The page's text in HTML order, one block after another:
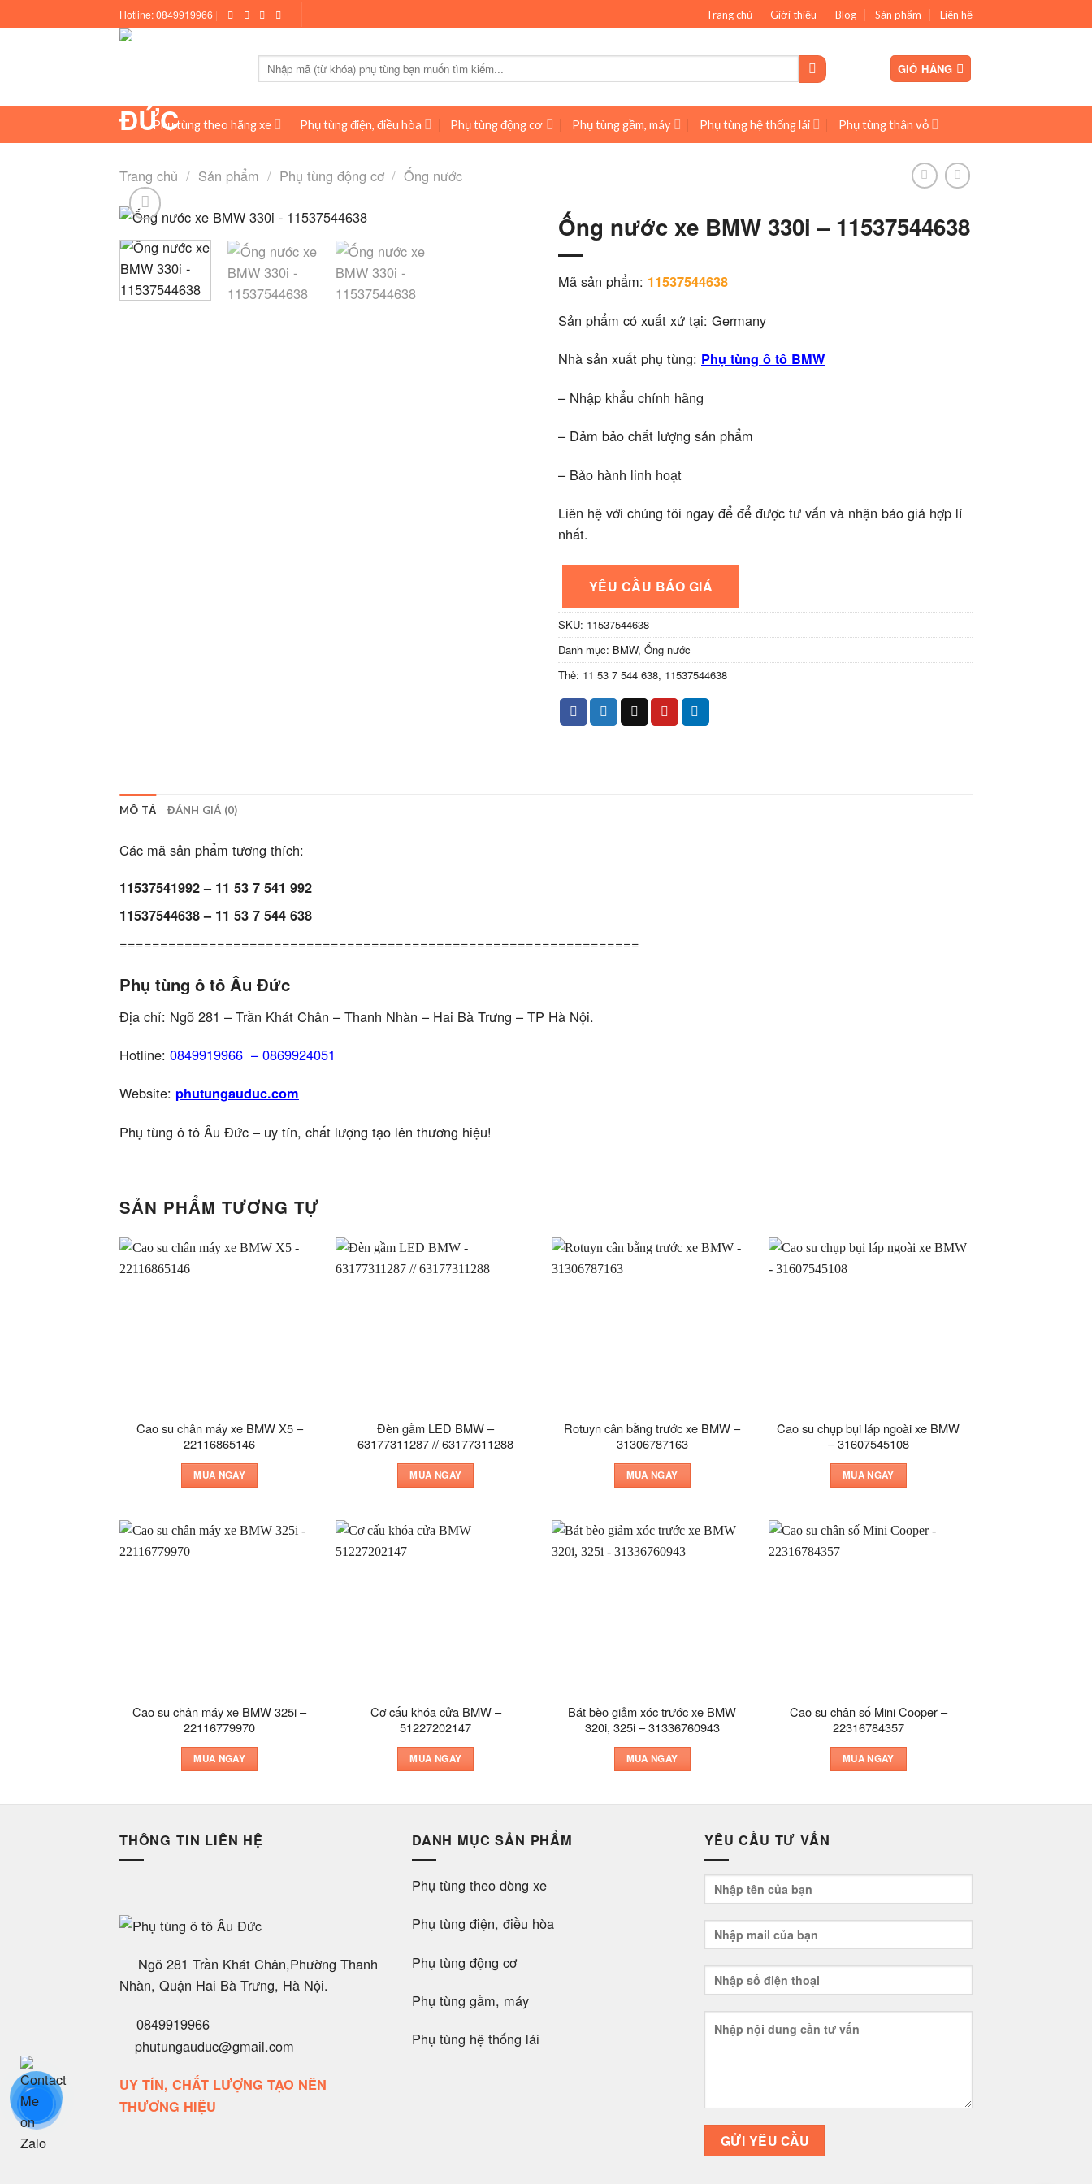
to
Hotline:0849919966 | Trang chủ Giới thiệu Blog Sản phẩm Liên hệ
Tìm
kiếm:
GIỎ HÀNG
Phụ tùng theo hãng xe Phụ tùng điện, điều hòa Phụ tùng động cơ Phụ tùng gầm, máy Phụ tùng hệ thống lái Phụ tùng thân vỏ
Trang chủ / Sản phẩm / Phụ tùng động cơ / Ống nước
Ống nước xe BMW 330i – 11537544638
Mã sản phẩm: 11537544638
Sản phẩm có xuất xứ tại: Germany
Nhà sản xuất phụ tùng: Phụ tùng ô tô BMW
– Nhập khẩu chính hãng
– Đảm bảo chất lượng sản phẩm
– Bảo hành linh hoạt
Liên hệ với chúng tôi ngay để để được tư vấn và nhận báo giá hợp lí
nhất.
YÊU CẦU BÁO GIÁ
SKU: 11537544638
Danh mục: BMW, Ống nước
Thẻ: 11 53 7 544 638, 11537544638
MÔ TẢ ĐÁNH GIÁ (0)
Các mã sản phẩm tương thích:
11537541992 – 11 53 7 541 992
11537544638 – 11 53 7 544 638
================================================================
Phụ tùng ô tô Âu Đức
Địa chỉ: Ngõ 281 – Trần Khát Chân – Thanh Nhàn – Hai Bà Trưng – TP Hà Nội.
Hotline: 0849919966 – 0869924051
Website: phutungauduc.com
Phụ tùng ô tô Âu Đức – uy tín, chất lượng tạo lên thương hiệu!
SẢN PHẨM TƯƠNG TỰ
Cao su chân máy xe BMW X5 –
22116865146
MUA NGAY
Đèn gầm LED BMW –
63177311287 // 63177311288
MUA NGAY
Rotuyn cân bằng trước xe BMW –
31306787163
MUA NGAY
Cao su chụp bụi láp ngoài xe BMW
– 31607545108
MUA NGAY
Cao su chân máy xe BMW 325i –
22116779970
MUA NGAY
Cơ cấu khóa cửa BMW –
51227202147
MUA NGAY
Bát bèo giảm xóc trước xe BMW
320i, 325i – 31336760943
MUA NGAY
Cao su chân số Mini Cooper –
22316784357
MUA NGAY
THÔNG TIN LIÊN HỆ
Ngõ 281 Trần Khát Chân,Phường Thanh
Nhàn, Quận Hai Bà Trưng, Hà Nội.
0849919966
phutungauduc@gmail.com
UY TÍN, CHẤT LƯỢNG TẠO NÊN
THƯƠNG HIỆU
DANH MỤC SẢN PHẨM
Phụ tùng theo dòng xe
Phụ tùng điện, điều hòa
Phụ tùng động cơ
Phụ tùng gầm, máy
Phụ tùng hệ thống lái
YÊU CẦU TƯ VẤN